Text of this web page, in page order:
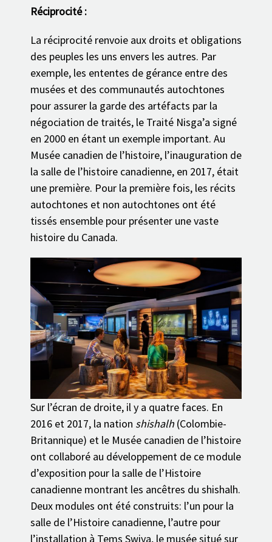
Réciprocité :
La réciprocité renvoie aux droits et obligations
des peuples les uns envers les autres. Par
exemple, les ententes de gérance entre des
musées et des communautés autochtones
pour assurer la garde des artéfacts par la
négociation de traités, le Traité Nisga’a signé
en 2000 en étant un exemple important. Au
Musée canadien de l’histoire, l’inauguration de
la salle de l’histoire canadienne, en 2017, était
une première. Pour la première fois, les récits
autochtones et non autochtones ont été
tissés ensemble pour présenter une vaste
histoire du Canada.
Sur l’écran de droite, il y a quatre faces. En
2016 et 2017, la nation shishalh (Colombie-
Britannique) et le Musée canadien de l’histoire
ont collaboré au développement de ce module
d’exposition pour la salle de l’Histoire
canadienne montrant les ancêtres du shishalh.
Deux modules ont été construits: l’un pour la
salle de l’Histoire canadienne, l’autre pour
l’installation à Tems Swiya, le musée situé sur